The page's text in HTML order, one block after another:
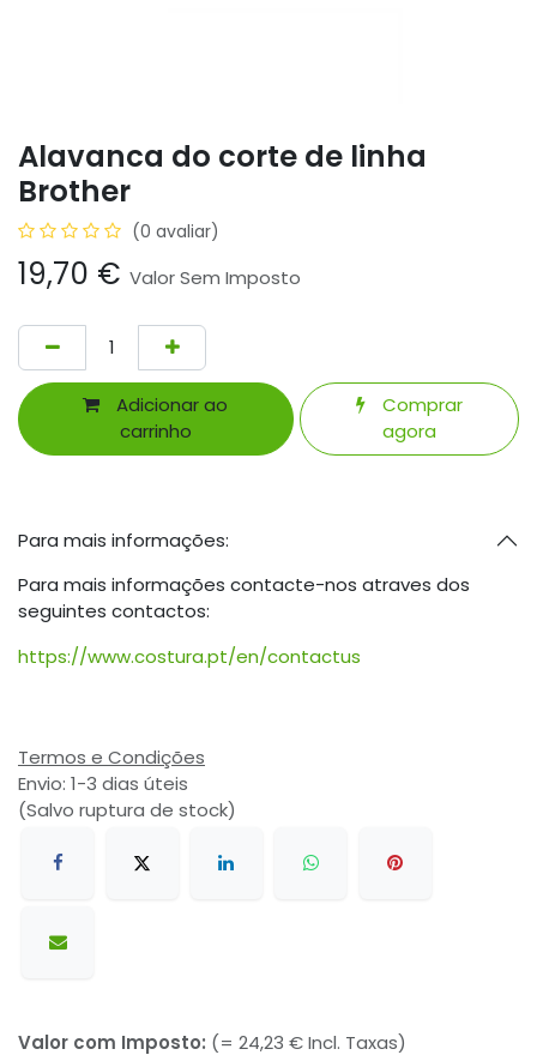
Alavanca do corte de linha
Brother
(0 avaliar)
19,70 € Valor Sem Imposto
Adicionar ao
carrinho
Comprar
agora
Para mais informações:
Para mais informações contacte-nos atraves dos
seguintes contactos:
https://www.costura.pt/en/contactus
Termos e Condições
Envio: 1-3 dias úteis
(Salvo ruptura de stock)
Valor com Imposto: (= 24,23 € Incl. Taxas)